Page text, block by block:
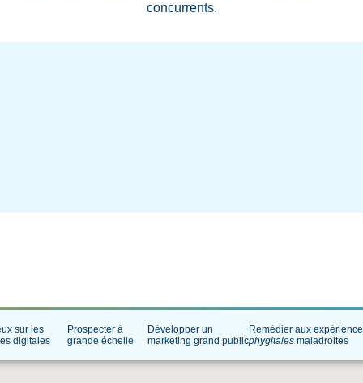
concurrents.
sur les
digitales
Prospecter à
grande échelle
Développer un
marketing grand public
Remédier aux
phygitales maladroites